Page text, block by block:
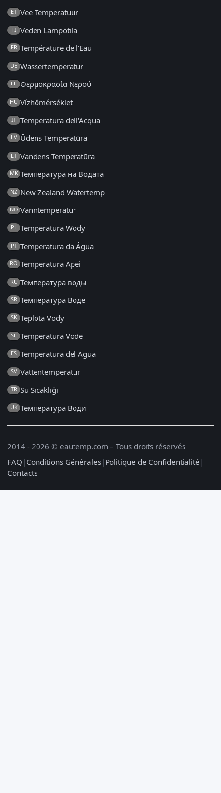
ET Vee Temperatuur
FI Veden Lämpötila
FR Température de l'Eau
DE Wassertemperatur
EL Θερμοκρασία Νερού
HU Vízhőmérséklet
IT Temperatura dell'Acqua
LV Ūdens Temperatūra
LT Vandens Temperatūra
MK Температура на Водата
NZ New Zealand Watertemp
NO Vanntemperatur
PL Temperatura Wody
PT Temperatura da Água
RO Temperatura Apei
RU Температура воды
SR Температура Воде
SK Teplota Vody
SL Temperatura Vode
ES Temperatura del Agua
SV Vattentemperatur
TR Su Sıcaklığı
UK Температура Води
2014 - 2026 © eautemp.com – Tous droits réservés
FAQ | Conditions Générales| Politique de Confidentialité |
Contacts